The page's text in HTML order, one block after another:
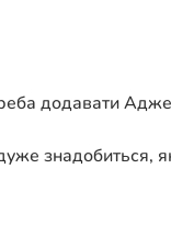
додавати
дуже знадобиться,